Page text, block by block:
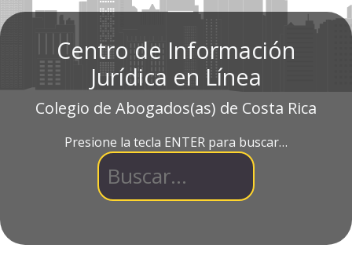
Centro de Información
Jurídica en Línea
Colegio de Abogados(as) de Costa Rica
Presione la tecla ENTER para buscar…